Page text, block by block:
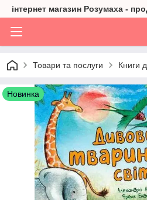
інтернет магазин Розумаха -
Товари та послуги Книги
Новинка